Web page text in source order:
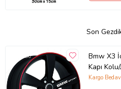
Son
Bmw X3
Kapı
10*1,5 Cm
Kargo